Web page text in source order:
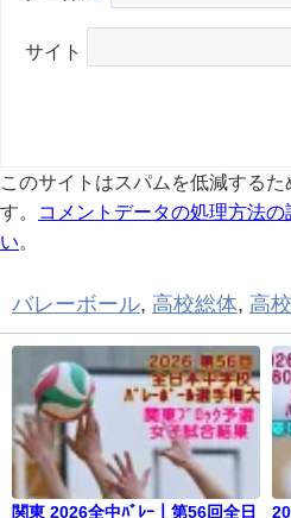
サイト
このサイトはスパムを低減する
す。
コメントデータの処理方法
い
バレーボール, 高校総体, 高
関東 2026全中ﾊﾞﾚｰ｜第56回全日